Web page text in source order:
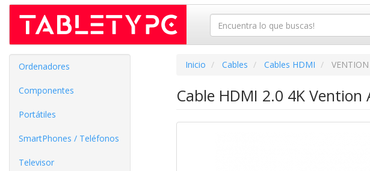
Ordenadores
Componentes
Portátiles
SmartPhones / Teléfonos
Televisor
Inicio Cables Cables HDMI
Cable HDMI 2.0 4K